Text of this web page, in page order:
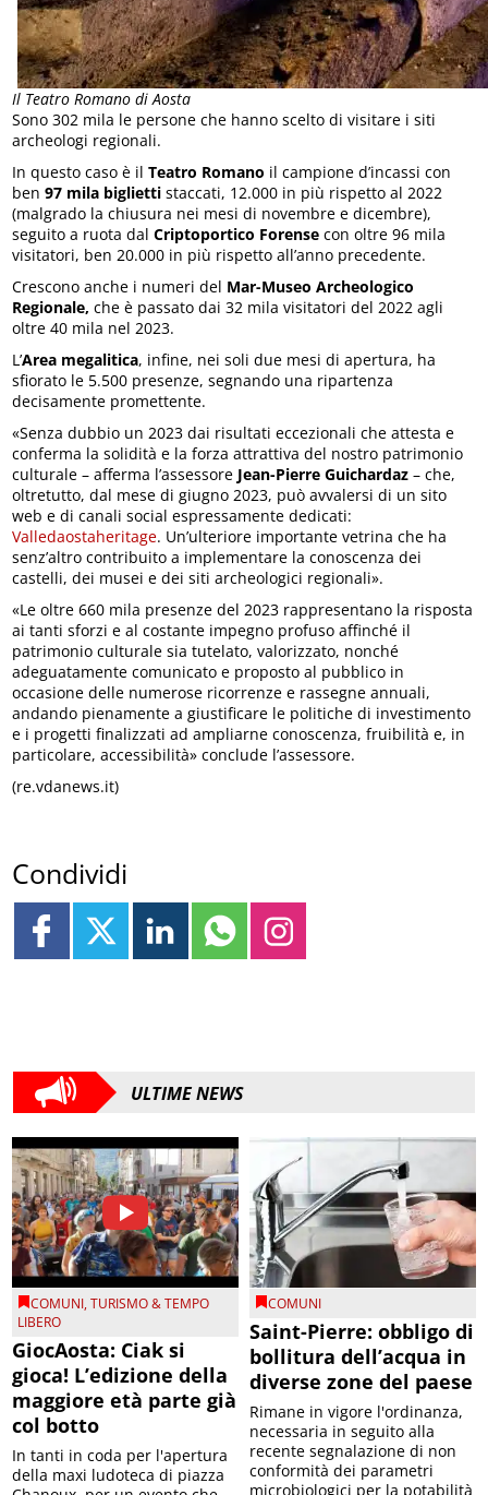
Il Teatro Romano di Aosta
Sono 302 mila le persone che hanno scelto di visitare i siti
archeologi regionali.
In questo caso è il Teatro Romano il campione d’incassi con
ben 97 mila biglietti staccati, 12.000 in più rispetto al 2022
(malgrado la chiusura nei mesi di novembre e dicembre),
seguito a ruota dal Criptoportico Forense con oltre 96 mila
visitatori, ben 20.000 in più rispetto all’anno precedente.
Crescono anche i numeri del Mar-Museo Archeologico
Regionale, che è passato dai 32 mila visitatori del 2022 agli
oltre 40 mila nel 2023.
L’Area megalitica, infine, nei soli due mesi di apertura, ha
sfiorato le 5.500 presenze, segnando una ripartenza
decisamente promettente.
«Senza dubbio un 2023 dai risultati eccezionali che attesta e
conferma la solidità e la forza attrattiva del nostro patrimonio
culturale – afferma l’assessore Jean-Pierre Guichardaz – che,
oltretutto, dal mese di giugno 2023, può avvalersi di un sito
web e di canali social espressamente dedicati:
Valledaostaheritage. Un’ulteriore importante vetrina che ha
senz’altro contribuito a implementare la conoscenza dei
castelli, dei musei e dei siti archeologici regionali».
«Le oltre 660 mila presenze del 2023 rappresentano la risposta
ai tanti sforzi e al costante impegno profuso affinché il
patrimonio culturale sia tutelato, valorizzato, nonché
adeguatamente comunicato e proposto al pubblico in
occasione delle numerose ricorrenze e rassegne annuali,
andando pienamente a giustificare le politiche di investimento
e i progetti finalizzati ad ampliarne conoscenza, fruibilità e, in
particolare, accessibilità» conclude l’assessore.
(re.vdanews.it)
Condividi
ULTIME NEWS
COMUNI,TURISMO & TEMPO
LIBERO
GiocAosta: Ciak si
gioca! L’edizione della
maggiore età parte già
col botto
In tanti in coda per l'apertura
della maxi ludoteca di piazza
COMUNI
Saint-Pierre: obbligo di
bollitura dell’acqua in
diverse zone del paese
Rimane in vigore l'ordinanza,
necessaria in seguito alla
recente segnalazione di non
conformità dei parametri
microbiologici per la potabilità